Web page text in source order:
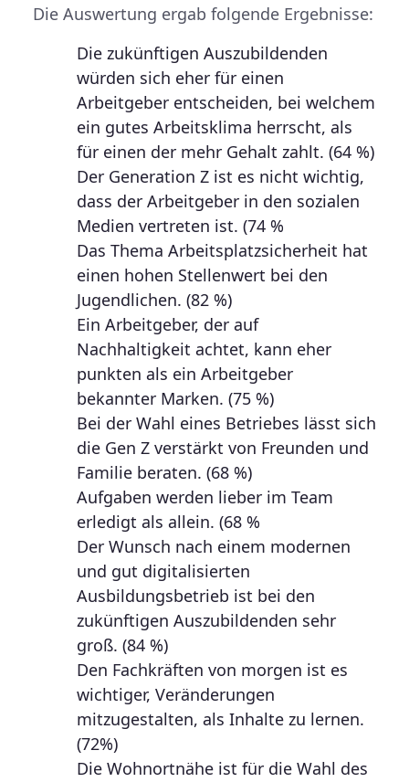
Die Auswertung ergab folgende Ergebnisse:
Die zukünftigen Auszubildenden
würden sich eher für einen
Arbeitgeber entscheiden, bei welchem
ein gutes Arbeitsklima herrscht, als
für einen der mehr Gehalt zahlt. (64 %)
Der Generation Z ist es nicht wichtig,
dass der Arbeitgeber in den sozialen
Medien vertreten ist. (74 %
Das Thema Arbeitsplatzsicherheit hat
einen hohen Stellenwert bei den
Jugendlichen. (82 %)
Ein Arbeitgeber, der auf
Nachhaltigkeit achtet, kann eher
punkten als ein Arbeitgeber
bekannter Marken. (75 %)
Bei der Wahl eines Betriebes lässt sich
die Gen Z verstärkt von Freunden und
Familie beraten. (68 %)
Aufgaben werden lieber im Team
erledigt als allein. (68 %
Der Wunsch nach einem modernen
und gut digitalisierten
Ausbildungsbetrieb ist bei den
zukünftigen Auszubildenden sehr
groß. (84 %)
Den Fachkräften von morgen ist es
wichtiger, Veränderungen
mitzugestalten, als Inhalte zu lernen.
(72%)
Die Wohnortnähe ist für die Wahl des